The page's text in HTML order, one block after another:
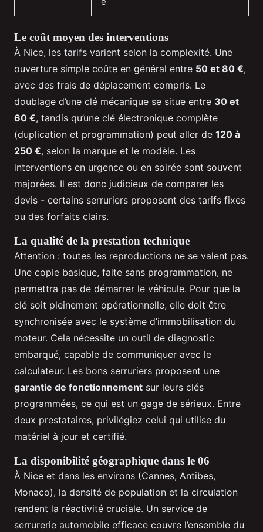
Le coût moyen des interventions
À Nice, les tarifs varient selon la complexité. Une
ouverture simple coûte en général entre 50 et 80 €,
avec des frais de déplacement compris. Le
doublage d’une clé mécanique se situe entre 30 et
60 €, tandis qu’une clé électronique complète
(duplication et programmation) peut aller de 120 à
250 €, selon la marque et le modèle. Les
interventions en urgence ou en soirée sont souvent
majorées. Il est donc judicieux de comparer les
devis - certains serruriers proposent des tarifs fixes
ou des forfaits clairs.
La qualité de la prestation technique
Attention : toutes les reproductions ne se valent pas.
Une copie basique, faite sans programmation, ne
permettra pas de démarrer le véhicule. Pour que la
clé soit pleinement opérationnelle, elle doit être
synchronisée avec le système d’immobilisation du
moteur. Cela nécessite un outil de diagnostic
embarqué, capable de communiquer avec le
calculateur. Les bons serruriers proposent une
garantie de fonctionnement sur leurs clés
programmées, ce qui est un gage de sérieux. Entre
deux prestataires, privilégiez celui qui utilise du
matériel à jour et certifié.
La disponibilité géographique dans le 06
À Nice et dans les environs (Cannes, Antibes,
Monaco), la densité de population et la circulation
rendent la réactivité cruciale. Un service de
serrurerie automobile efficace couvre l’ensemble du